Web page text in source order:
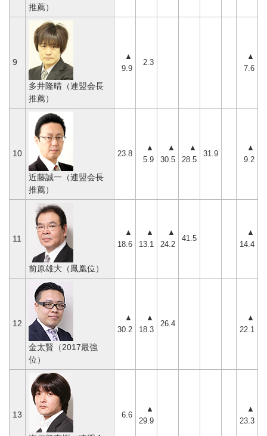
推薦）
9
多井隆晴（連盟会長
推薦）
▲
9.9
2.3
▲
7.6
10
近藤誠一（連盟会長
推薦）
23.8
▲
5.9
▲
30.5
▲
28.5
31.9
▲
9.2
11
前原雄大（鳳凰位）
▲
18.6
▲
13.1
▲
24.2
41.5
▲
14.4
12
金太賢（2017最強
位）
▲
30.2
▲
18.3
26.4
▲
22.1
13 6.6
▲
29.9
▲
23.3